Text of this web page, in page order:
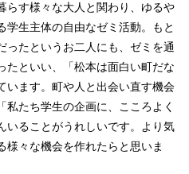
らす様々な大人と関わり、ゆるや
学生主体の自由なゼミ活動。もと
ったというお二人にも、ゼミを通
たといい、「松本は面白い町だな
います。町や人と出会い直す機会
たち学生の企画に、こころよく
いることがうれしいです。より気
様々な機会を作れたらと思いま